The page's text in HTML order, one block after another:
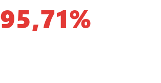
95,71%